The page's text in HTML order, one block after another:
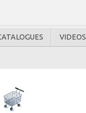
VIDEOS